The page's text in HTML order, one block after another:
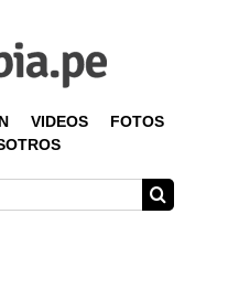
VIDEOS
FOTOS